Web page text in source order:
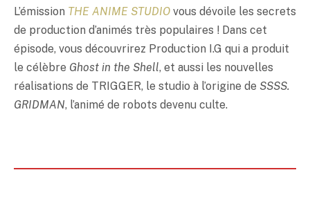
L’émission THE ANIME STUDIO vous dévoile les secrets
de production d’animés très populaires ! Dans cet
épisode, vous découvrirez Production I.G qui a produit
le célèbre Ghost in the Shell, et aussi les nouvelles
réalisations de TRIGGER, le studio à l’origine de SSSS.
GRIDMAN, l’animé de robots devenu culte.